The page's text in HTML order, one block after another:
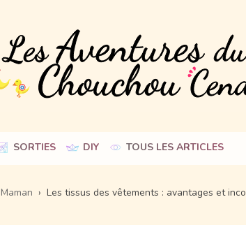
to
SORTIES DIY TOUS LES ARTICLES
Maman › Les tissus des vêtements : avantages et